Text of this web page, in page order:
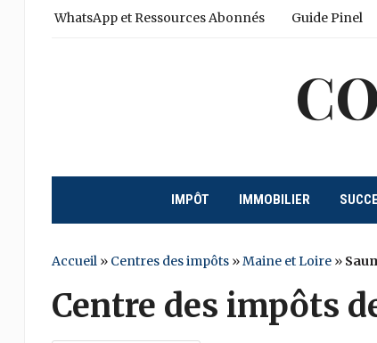
WhatsApp et Ressources Abonnés Guide Pinel
IMPÔT IMMOBILIER
Accueil» Centres des impôts»Maine et Loire»
Centre des impôts